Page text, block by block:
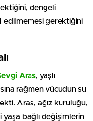
dengeli
edilmemesi gerektiğini
Aras, yaşlı
rağmen vücudun su
Aras, ağız kuruluğu,
bağlı değişimlerin